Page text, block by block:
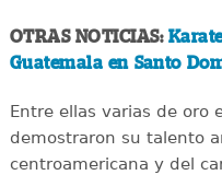
OTRAS NOTICIAS:
Guatemala en Santo
Entre ellas varias de oro
demostraron su talento
centroamericana y del